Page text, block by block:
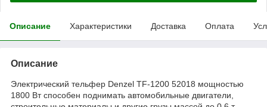
Описание Характеристики Доставка Оплата
Описание
Электрический тельфер Denzel TF-1200 52018 мощностью
1800 Вт способен поднимать автомобильные двигатели,